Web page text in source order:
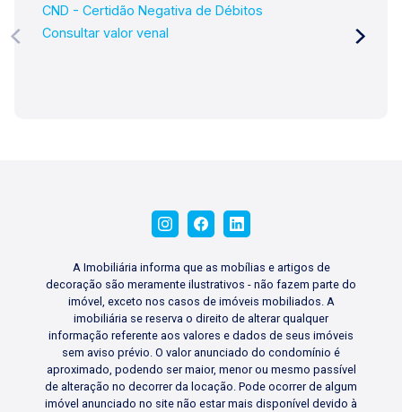
CND - Certidão Negativa de Débitos
Consultar valor venal
A Imobiliária informa que as mobílias e artigos de
decoração são meramente ilustrativos - não fazem parte do
imóvel, exceto nos casos de imóveis mobiliados. A
imobiliária se reserva o direito de alterar qualquer
informação referente aos valores e dados de seus imóveis
sem aviso prévio. O valor anunciado do condomínio é
aproximado, podendo ser maior, menor ou mesmo passível
de alteração no decorrer da locação. Pode ocorrer de algum
imóvel anunciado no site não estar mais disponível devido à